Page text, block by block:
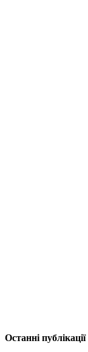
Останні публікації